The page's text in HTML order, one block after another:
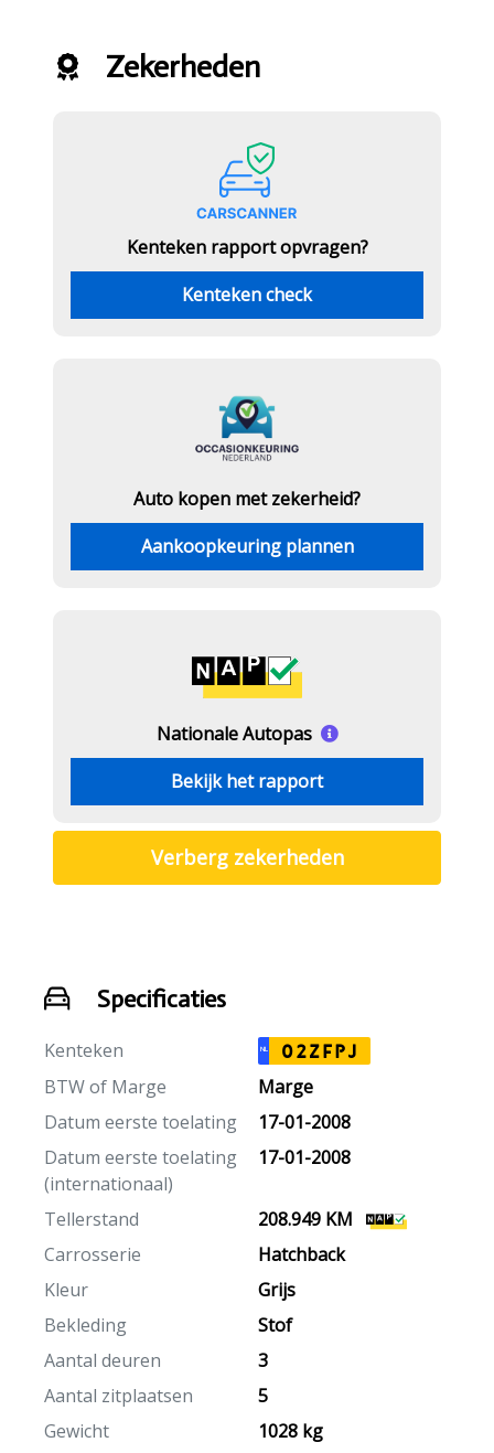
Zekerheden
Kenteken rapport opvragen?
Kenteken check
Auto kopen met zekerheid?
Aankoopkeuring plannen
Nationale Autopas
Bekijk het rapport
Verberg zekerheden
Specificaties
Kenteken NL 02ZFPJ
BTW of Marge
Marge
Datum eerste toelating
17-01-2008
Datum eerste toelating
(internationaal)
17-01-2008
Tellerstand
208.949 KM
Carrosserie
Hatchback
Kleur
Grijs
Bekleding
Stof
Aantal deuren
3
Aantal zitplaatsen
5
Gewicht
1028 kg